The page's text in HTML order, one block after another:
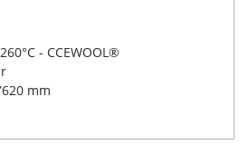
- CCEWOOL®
mm